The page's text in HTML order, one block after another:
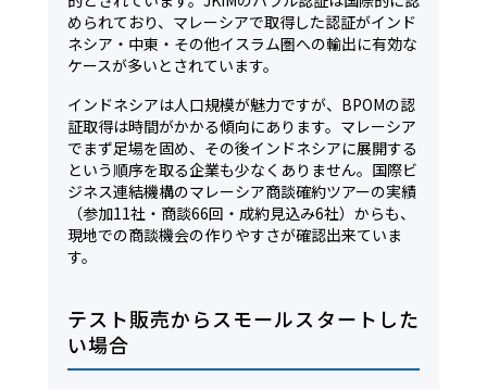
められており、マレーシアで取得した認証がインド
ネシア・中東・その他イスラム圏への輸出に有効な
ケースが多いとされています。
インドネシアは人口規模が魅力ですが、BPOMの認
証取得は時間がかかる傾向にあります。マレーシア
でまず足場を固め、その後インドネシアに展開する
という順序を取る企業も少なくありません。国際ビ
ジネス連結機構のマレーシア商談確約ツアーの実績
（参加11社・商談66回・成約見込み6社）からも、
現地での商談機会の作りやすさが確認出来ていま
す。
テスト販売からスモールスタートした
い場合